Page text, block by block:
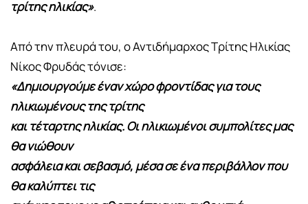
τρίτης ηλικίας».
Από την πλευρά του, ο Αντιδήμαρχος Τρίτης Ηλικίας
Νίκος Φρυδάς τόνισε:
«Δημιουργούμε έναν χώρο φροντίδας για τους
ηλικιωμένους της τρίτης
και τέταρτης ηλικίας. Οι ηλικιωμένοι συμπολίτες μας
θα νιώθουν
ασφάλεια και σεβασμό, μέσα σε ένα περιβάλλον που
θα καλύπτει τις